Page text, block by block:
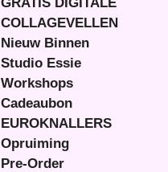
COLLAGEVELLEN
Nieuw Binnen
Studio Essie
Workshops
Cadeaubon
EUROKNALLERS
Opruiming
Pre-Order